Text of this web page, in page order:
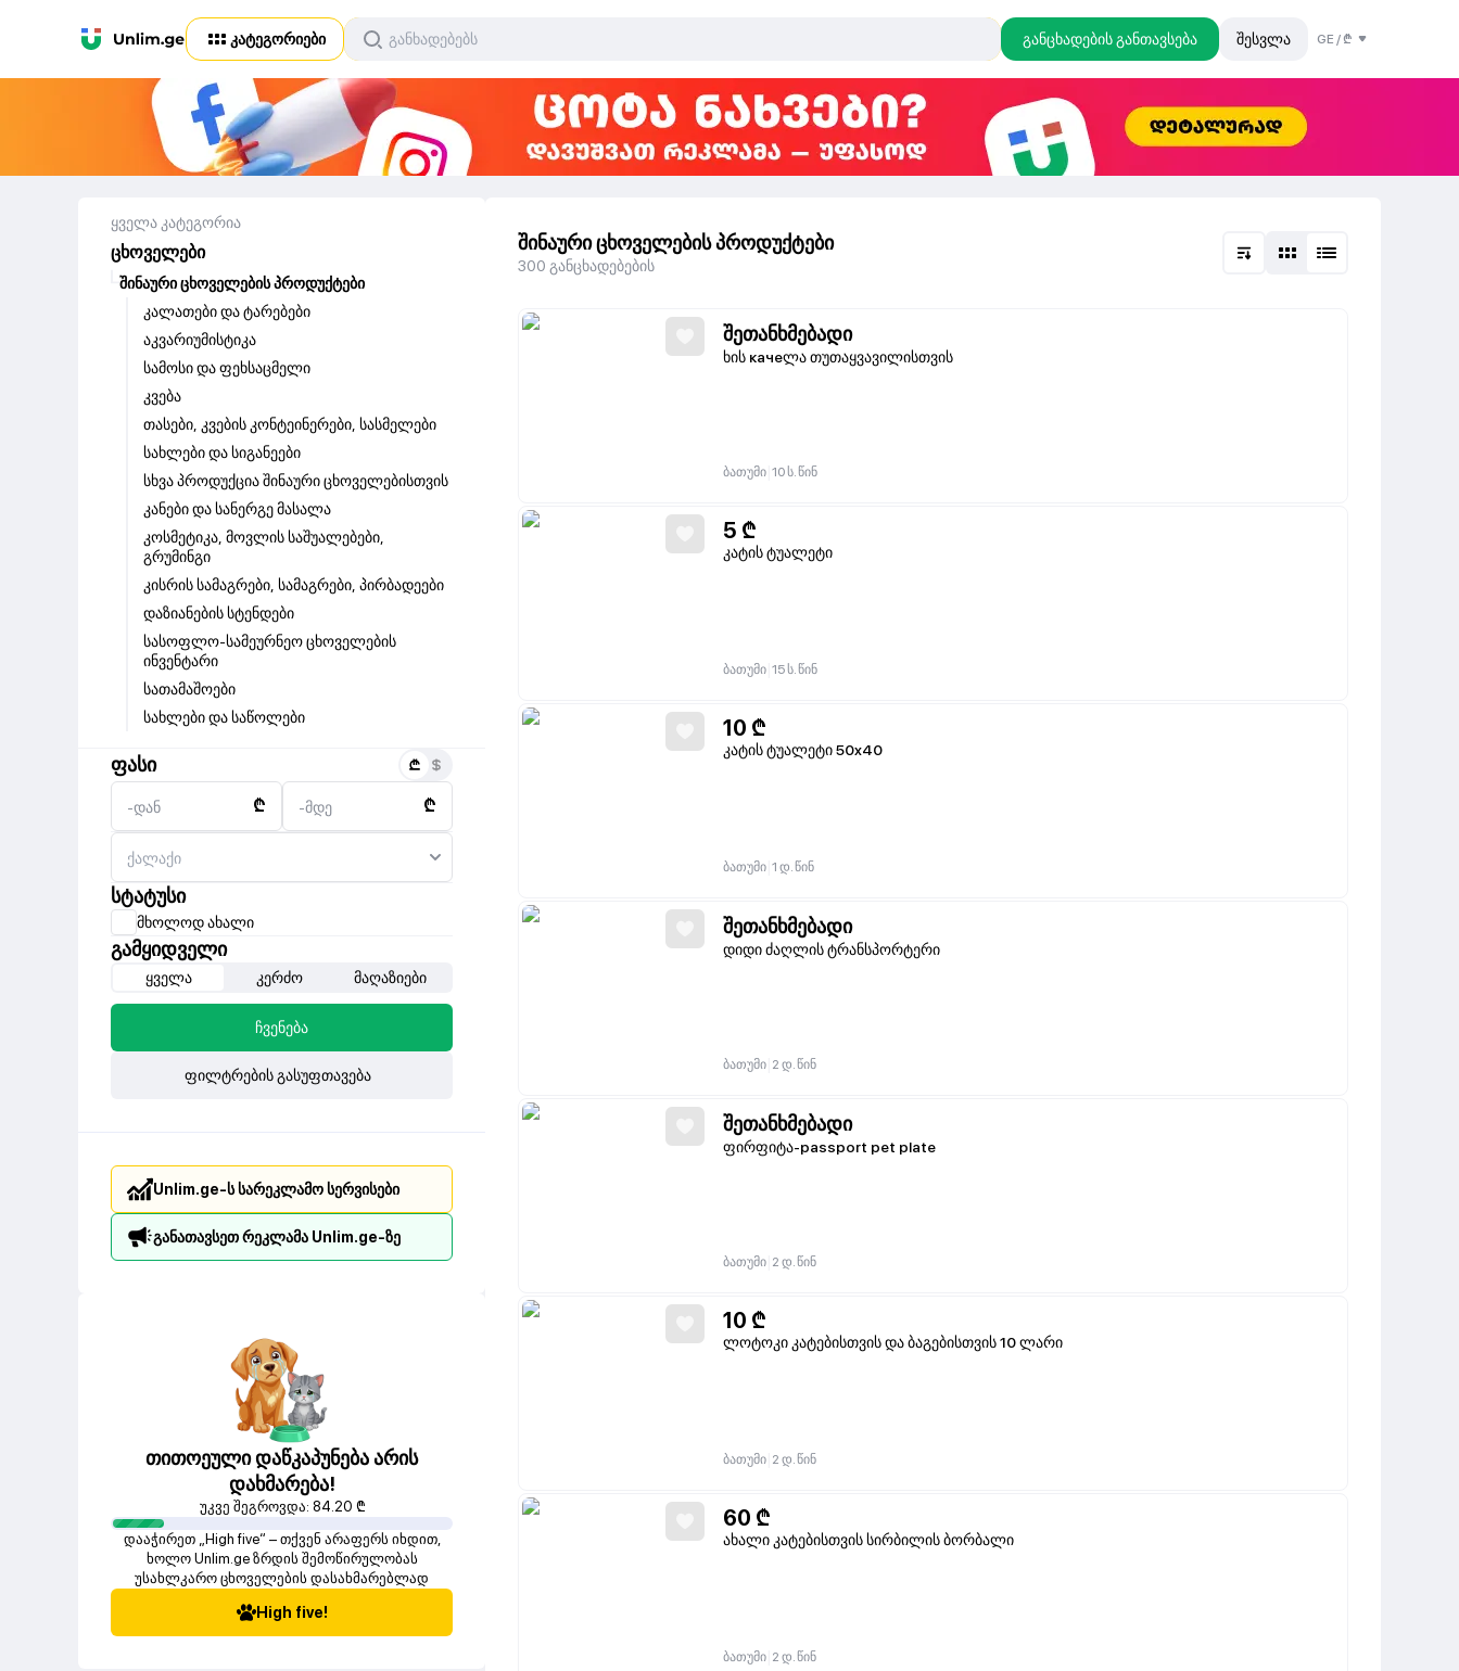
კატეგორიები განცხადების განთავსება შესვლა GE /₾
ყველა კატეგორია
ცხოველები
შინაური ცხოველების პროდუქტები
კალათები და ტარებები
აკვარიუმისტიკა
სამოსი და ფეხსაცმელი
კვება
თასები, კვების კონტეინერები, სასმელები
სახლები და სიგანეები
სხვა პროდუქცია შინაური ცხოველებისთვის
კანები და სანერგე მასალა
კოსმეტიკა, მოვლის საშუალებები,
გრუმინგი
კისრის სამაგრები, სამაგრები, პირბადეები
დაზიანების სტენდები
სასოფლო-სამეურნეო ცხოველების
ინვენტარი
სათამაშოები
სახლები და საწოლები
ფასი
-დან ₾ -მდე ₾
სტატუსი
მხოლოდ ახალი
გამყიდველი
ყველა კერძო მაღაზიები
ჩვენება
ფილტრების გასუფთავება
Unlim.ge-ს სარეკლამო სერვისები
განათავსეთ რეკლამა Unlim.ge-ზე
თითოეული დაწკაპუნება არის
დახმარება!
უკვე შეგროვდა: 84.20 ₾
დააჭირეთ „High five“ – თქვენ არაფერს იხდით,
ხოლო Unlim.ge ზრდის შემოწირულობას
უსახლკარო ცხოველების დასახმარებლად
High five!
შინაური ცხოველების პროდუქტები
300 განცხადებების
შეთანხმებადი
ხის качеლა თუთაყვავილისთვის
ბათუმი 10 ს. წინ
5 ₾
კატის ტუალეტი
ბათუმი 15 ს. წინ
10 ₾
კატის ტუალეტი 50x40
ბათუმი 1 დ. წინ
შეთანხმებადი
დიდი ძაღლის ტრანსპორტერი
ბათუმი 2 დ. წინ
შეთანხმებადი
ფირფიტა-passport pet plate
ბათუმი 2 დ. წინ
10 ₾
ლოტოკი კატებისთვის და ბაგებისთვის 10 ლარი
ბათუმი 2 დ. წინ
60 ₾
ახალი კატებისთვის სირბილის ბორბალი
ბათუმი 2 დ. წინ